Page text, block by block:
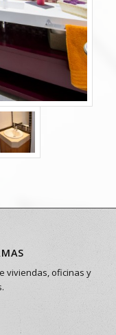
viviendas, oficinas y